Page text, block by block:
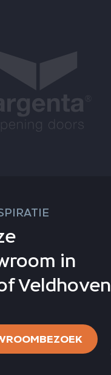
in
Veldhoven